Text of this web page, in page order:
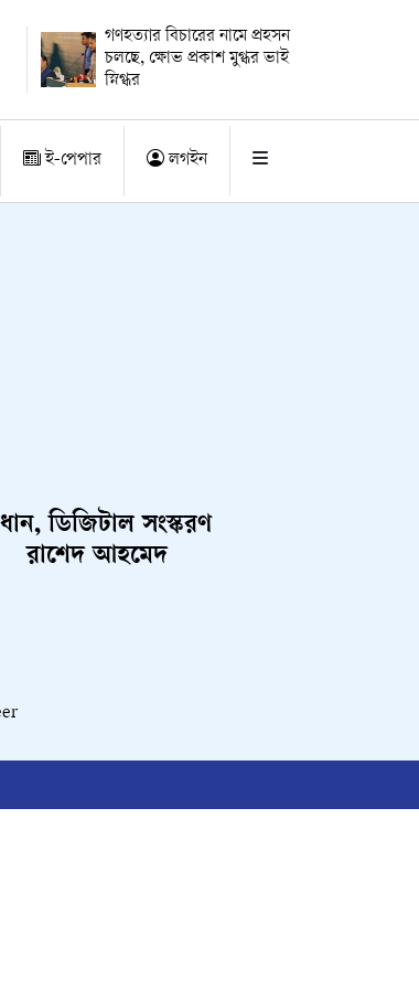
গণহত্যার বিচারের নামে প্রহসন
চলছে, ক্ষোভ প্রকাশ মুগ্ধর ভাই
স্নিগ্ধর
ই-পেপার লগইন
ডিজিটাল সংস্করণ
রাশেদ আহমেদ